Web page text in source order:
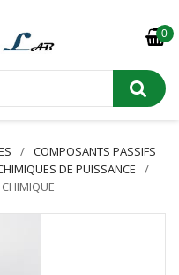
0
COMPOSANTS PASSIFS
DE PUISSANCE